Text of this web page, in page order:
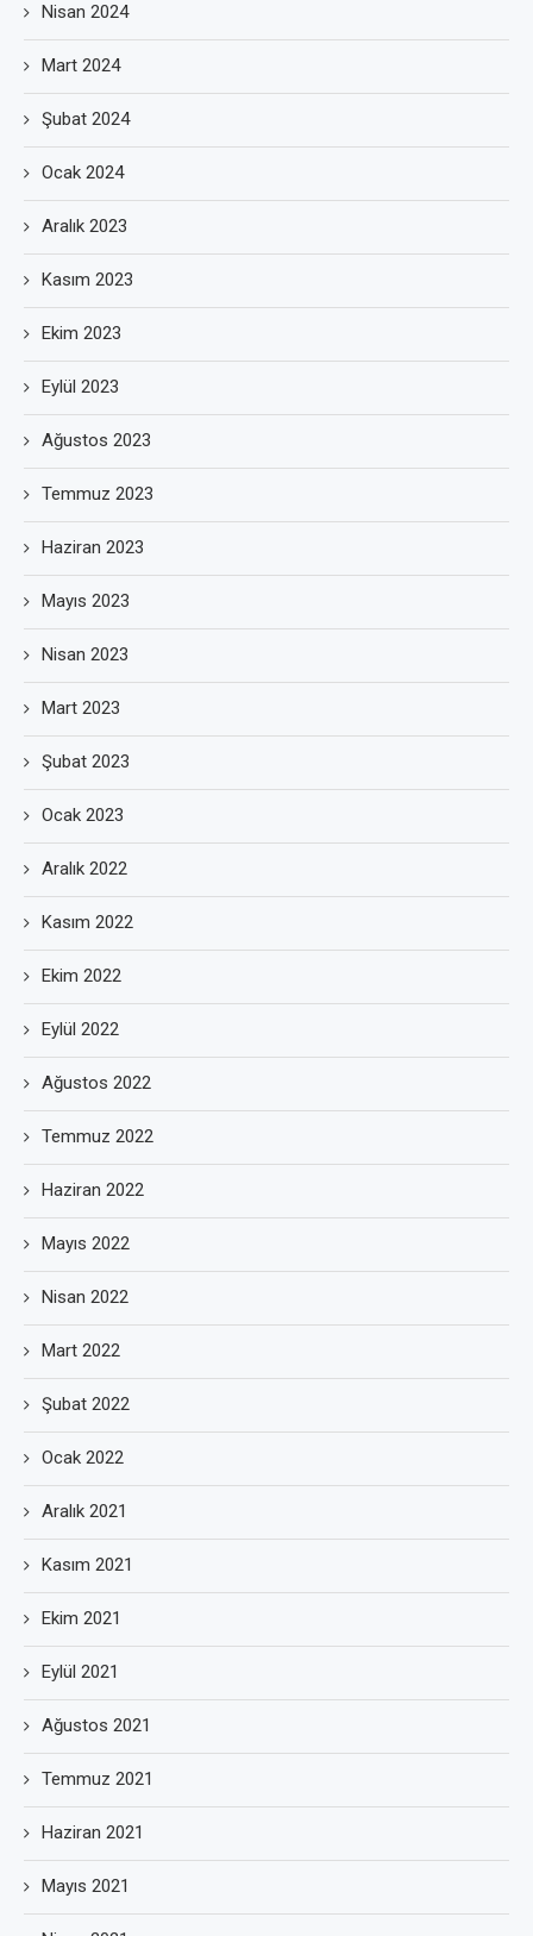
Nisan 2024
Mart 2024
Şubat 2024
Ocak 2024
Aralık 2023
Kasım 2023
Ekim 2023
Eylül 2023
Ağustos 2023
Temmuz 2023
Haziran 2023
Mayıs 2023
Nisan 2023
Mart 2023
Şubat 2023
Ocak 2023
Aralık 2022
Kasım 2022
Ekim 2022
Eylül 2022
Ağustos 2022
Temmuz 2022
Haziran 2022
Mayıs 2022
Nisan 2022
Mart 2022
Şubat 2022
Ocak 2022
Aralık 2021
Kasım 2021
Ekim 2021
Eylül 2021
Ağustos 2021
Temmuz 2021
Haziran 2021
Mayıs 2021